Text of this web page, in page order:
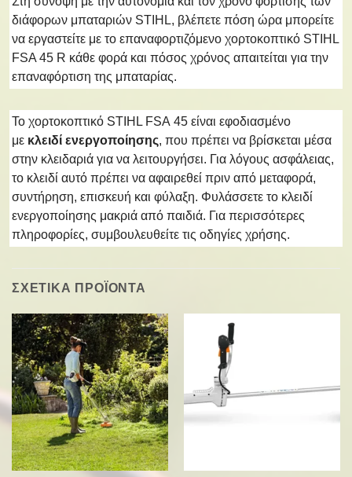
διάφορων μπαταριών STIHL, βλέπετε πόση ώρα μπορείτε
να εργαστείτε με το επαναφορτιζόμενο χορτοκοπτικό STIHL
FSA 45 R κάθε φορά και πόσος χρόνος απαιτείται για την
επαναφόρτιση της μπαταρίας.
Το χορτοκοπτικό STIHL FSA 45 είναι εφοδιασμένο
με κλειδί ενεργοποίησης, που πρέπει να βρίσκεται μέσα
στην κλειδαριά για να λειτουργήσει. Για λόγους ασφάλειας,
το κλειδί αυτό πρέπει να αφαιρεθεί πριν από μεταφορά,
συντήρηση, επισκευή και φύλαξη. Φυλάσσετε το κλειδί
ενεργοποίησης μακριά από παιδιά. Για περισσότερες
πληροφορίες, συμβουλευθείτε τις οδηγίες χρήσης.
ΣΧΕΤΙΚΑ ΠΡΟΪΟΝΤΑ